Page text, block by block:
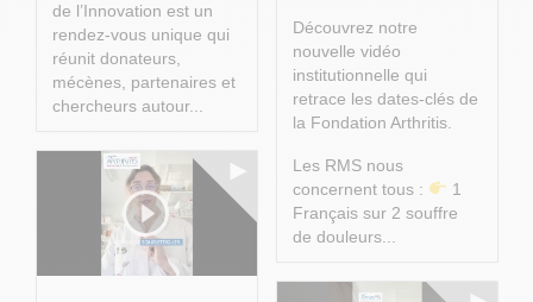
de l’Innovation est un
rendez-vous unique qui
réunit donateurs,
mécènes, partenaires et
chercheurs autour...
Découvrez notre
nouvelle vidéo
institutionnelle qui
retrace les dates-clés de
la Fondation Arthritis.
Les RMS nous
concernent tous :
1
Français sur 2 souffre
de douleurs...